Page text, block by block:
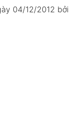
04/12/2012 bởi